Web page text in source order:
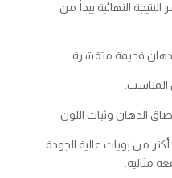
النهائية يبدأ من
قديمة متقشرة.
المناسب.
الدهان وثبات اللون.
أكثر من بويات عالية الجودة
مثالية.